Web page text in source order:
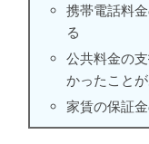
携帯電話料
る
公共料金の
かったこと
家賃の保証